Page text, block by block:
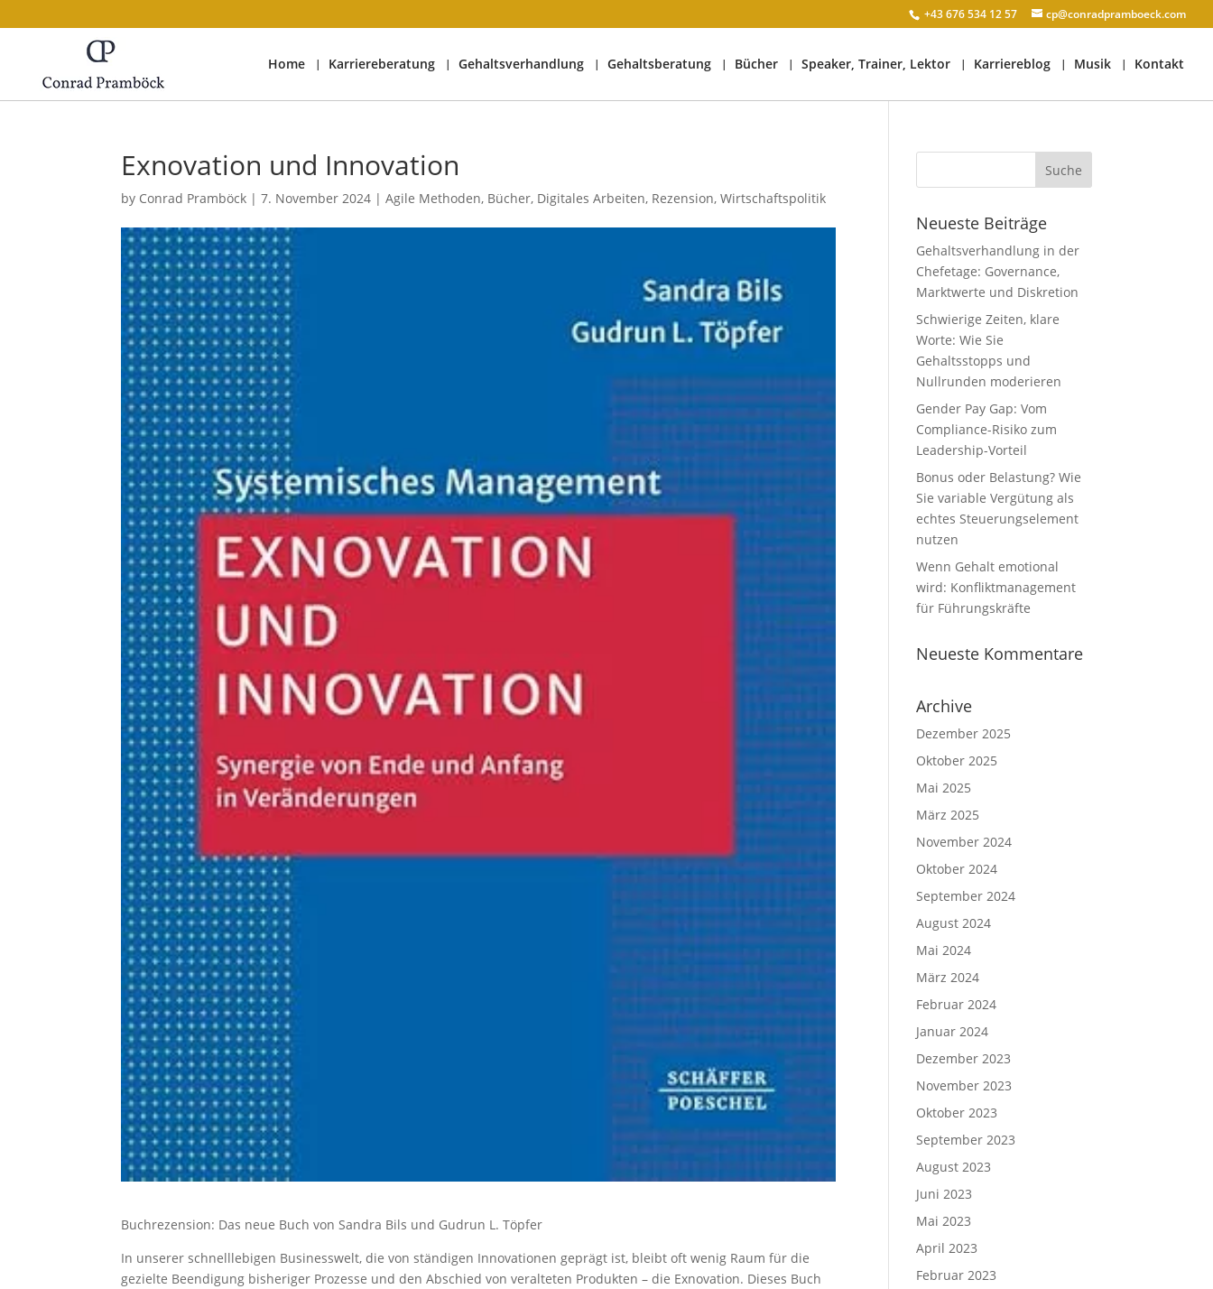
+43 676 534 12 57 cp@conradpramboeck.com
Home Karriereberatung Gehaltsverhandlung Gehaltsberatung Bücher Speaker, Trainer, Lektor Karriereblog Musik Kontakt
Exnovation und Innovation
by Conrad Pramböck |7. November 2024 |Agile Methoden, Bücher, Digitales Arbeiten, Rezension,Wirtschaftspolitik
Buchrezension: Das neue Buch von Sandra Bils und Gudrun L. Töpfer
In unserer schnelllebigen Businesswelt, die von ständigen Innovationen geprägt ist, bleibt oft wenig Raum für die
gezielte Beendigung bisheriger Prozesse und den Abschied von veralteten Produkten – die Exnovation. Dieses Buch
Neueste Beiträge
Gehaltsverhandlung in der
Chefetage: Governance,
Marktwerte und Diskretion
Schwierige Zeiten, klare
Worte: Wie Sie
Gehaltsstopps und
Nullrunden moderieren
Gender Pay Gap: Vom
Compliance-Risiko zum
Leadership-Vorteil
Bonus oder Belastung? Wie
Sie variable Vergütung als
echtes Steuerungselement
nutzen
Wenn Gehalt emotional
wird: Konfliktmanagement
für Führungskräfte
Neueste Kommentare
Archive
Dezember 2025
Oktober 2025
Mai 2025
März 2025
November 2024
Oktober 2024
September 2024
August 2024
Mai 2024
März 2024
Februar 2024
Januar 2024
Dezember 2023
November 2023
Oktober 2023
September 2023
August 2023
Juni 2023
Mai 2023
April 2023
Februar 2023